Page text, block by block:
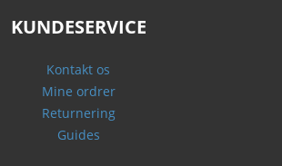
KUNDESERVICE
Kontakt os
Mine ordrer
Returnering
Guides